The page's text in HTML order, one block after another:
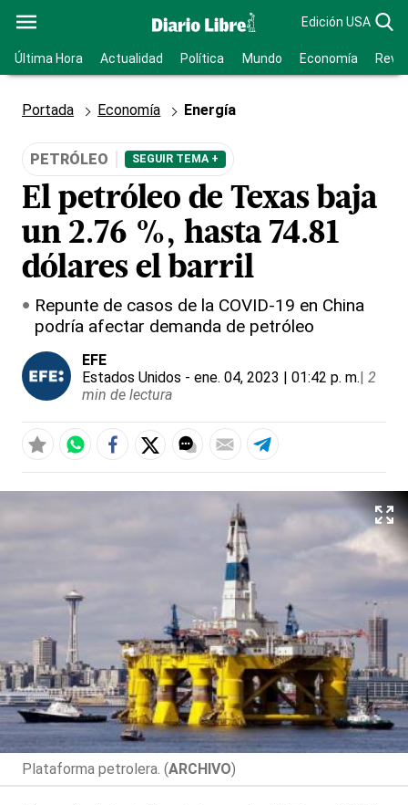
Edición USA
Última Hora Actualidad Política Mundo Economía
Portada Economía Energía
PETRÓLEO SEGUIR TEMA +
El petróleo de Texas baja
un 2.76 %, hasta 74.81
dólares el barril
Repunte de casos de la COVID-19 en China
podría afectar demanda de petróleo
EFE
Estados Unidos - ene. 04, 2023 | 01:42 p. m.| 2
min de lectura
Plataforma petrolera. (ARCHIVO)